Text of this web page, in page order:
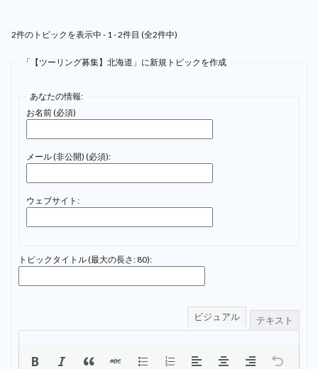
2件のトピックを表示中 - 1 - 2件目 (全2件中)
「【ツーリング募集】北海道」に新規トピックを作成
あなたの情報:
お名前 (必須)
メール (非公開) (必須):
ウェブサイト:
トピックタイトル (最大の長さ: 80):
ビジュアル テキスト